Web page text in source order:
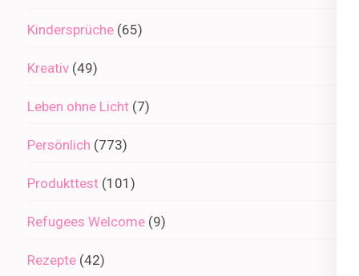
Kindersprüche (65)
Kreativ (49)
Leben ohne Licht (7)
Persönlich (773)
Produkttest (101)
Refugees Welcome (9)
Rezepte (42)